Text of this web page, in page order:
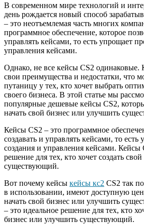
В современном мире технологий и
день рождается новый способ
– это неотъемлемая часть многих
программное обеспечение, которое
управлять кейсами, то есть упрощает
управления кейсами.
Однако, не все кейсы CS2
свои преимущества и недостатки, что
путаницу у тех, кто хочет выбрать
своего бизнеса. В этой статье мы
популярные дешевые кейсы CS2,
начать свой бизнес или улучшить
Кейсы CS2 – это программное
создавать и управлять кейсами, то есть
создания и управления кейсами. Кейсы
решение для тех, кто хочет создать
существующий.
Вот почему кейсы кейсы кс2 CS2 так
в использовании, имеют доступную
начать свой бизнес или улучшить
– это идеальное решение для тех, кто
бизнес или улучшить существующий.